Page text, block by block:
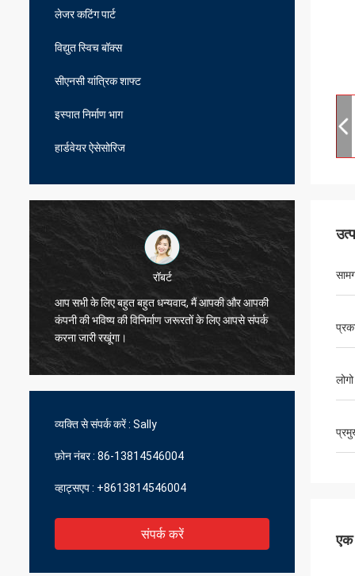
लेजर कटिंग पार्ट
विद्युत स्विच बॉक्स
सीएनसी यांत्रिक शाफ्ट
इस्पात निर्माण भाग
हार्डवेयर ऐसेसोरिज
रॉबर्ट
आप सभी के लिए बहुत बहुत धन्यवाद, मैं आपकी और आपकी
कंपनी की भविष्य की विनिर्माण जरूरतों के लिए आपसे संपर्क
करना जारी रखूंगा।
बहुत
व्यक्ति से संपर्क करें : Sally
फ़ोन नंबर : 86-13814546004
व्हाट्सएप : +8613814546004
संपर्क करें
लोगो
एक